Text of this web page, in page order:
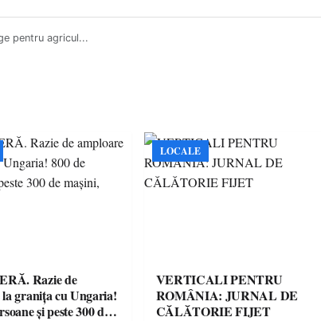
pentru agricul...
Razie de
granița cu Ungaria!
și peste 300 de
LOCALE
VERTICALI PENTRU
ROMÂNIA: JURNAL DE
CĂLĂTORIE FIJET